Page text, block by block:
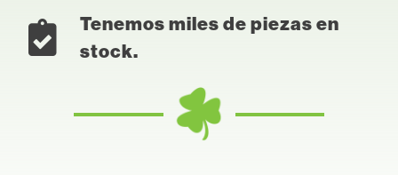
Tenemos miles de piezas en
stock.